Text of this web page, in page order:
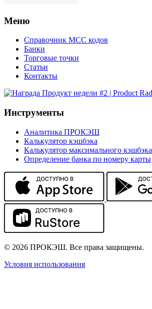
Меню
Справочник MCC кодов
Банки
Торговые точки
Статьи
Контакты
Инструменты
Аналитика ПРОКЭШ
Калькулятор кэшбэка
Калькулятор максимального кэшбэка
Определение банка по номеру карты
© 2026 ПРОКЭШ. Все права защищены.
Условия использования